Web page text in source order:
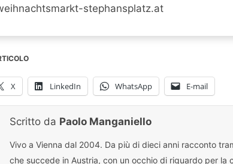
stephansplatz.at
X LinkedIn WhatsApp E-mail
Scritto da Paolo Manganiello
Vivo a Vienna dal 2004. Da più di dieci anni racconto
che succede in Austria, con un occhio di riguardo per la